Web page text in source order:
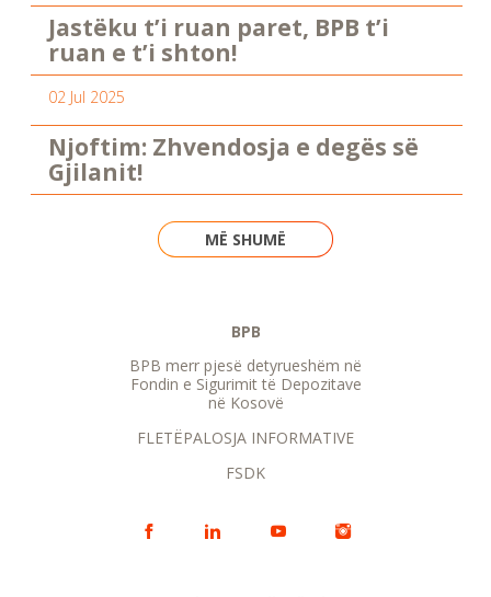
Jastëku t’i ruan paret, BPB t’i
ruan e t’i shton!
02 Jul 2025
Njoftim: Zhvendosja e degës së
Gjilanit!
MË SHUMË
BPB
BPB merr pjesë detyrueshëm në
Fondin e Sigurimit të Depozitave
në Kosovë
FLETËPALOSJA INFORMATIVE
FSDK